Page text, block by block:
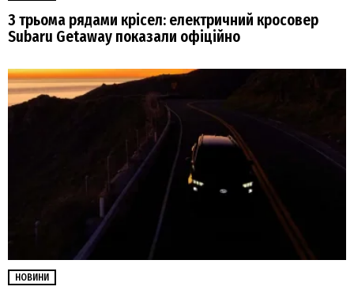
З трьома рядами крісел: електричний кросовер
Subaru Getaway показали офіційно
НОВИНИ